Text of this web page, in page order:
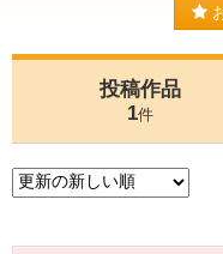
投稿作品
1件